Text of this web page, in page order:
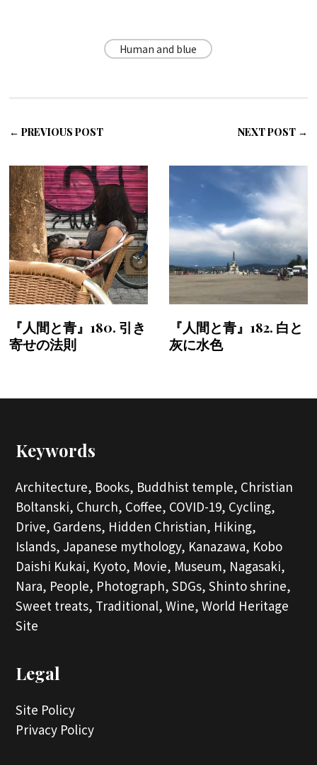
Human and blue
← PREVIOUS POST
『人間と青』180. 引き
寄せの法則
NEXT POST →
『人間と青』182. 白と
灰に水色
Keywords
Architecture, Books, Buddhist temple, Christian
Boltanski, Church, Coffee, COVID-19, Cycling,
Drive, Gardens, Hidden Christian, Hiking,
Islands, Japanese mythology, Kanazawa, Kobo
Daishi Kukai, Kyoto, Movie, Museum, Nagasaki,
Nara, People, Photograph, SDGs, Shinto shrine,
Sweet treats, Traditional, Wine, World Heritage
Site
Legal
Site Policy
Privacy Policy